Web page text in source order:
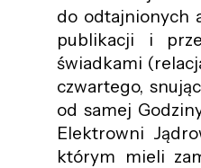
do odtajnionych
publikacji i
świadkami
czwartego,
od samej
Elektrowni
którym mieli